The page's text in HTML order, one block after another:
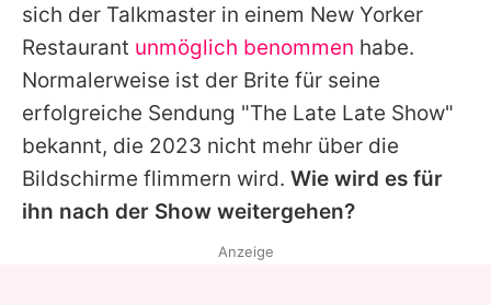
Utiq verwalten
sich der Talkmaster in einem New Yorker
Restaurant unmöglich benommen habe.
Normalerweise ist der Brite für seine
erfolgreiche Sendung "The Late Late Show"
bekannt, die 2023 nicht mehr über die
Bildschirme flimmern wird. Wie wird es für
ihn nach der Show weitergehen?
Anzeige